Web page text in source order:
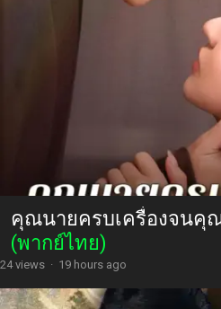
คุณนายครบเครื่องจนคุ
(พากย์ไทย)
24 views · 19 hours ago